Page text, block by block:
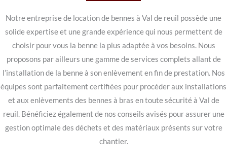
Notre entreprise de location de bennes à Val de reuil possède une
solide expertise et une grande expérience qui nous permettent de
choisir pour vous la benne la plus adaptée à vos besoins. Nous
proposons par ailleurs une gamme de services complets allant de
l’installation de la benne à son enlèvement en fin de prestation. Nos
équipes sont parfaitement certifiées pour procéder aux installations
et aux enlèvements des bennes à bras en toute sécurité à Val de
reuil. Bénéficiez également de nos conseils avisés pour assurer une
gestion optimale des déchets et des matériaux présents sur votre
chantier.